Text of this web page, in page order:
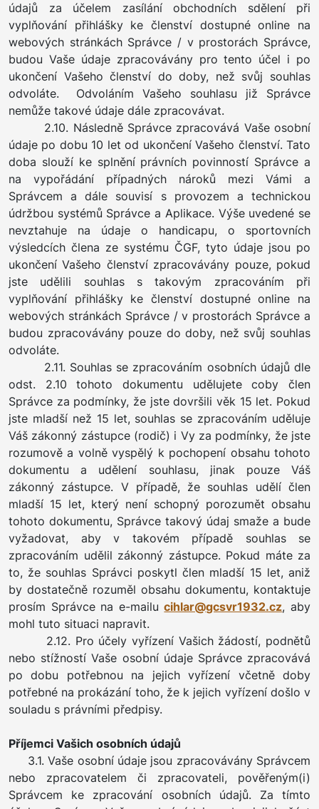
údajů za účelem zasílání obchodních sdělení při
vyplňování přihlášky ke členství dostupné online na
webových stránkách Správce / v prostorách Správce,
budou Vaše údaje zpracovávány pro tento účel i po
ukončení Vašeho členství do doby, než svůj souhlas
odvoláte. Odvoláním Vašeho souhlasu již Správce
nemůže takové údaje dále zpracovávat.
2.10. Následně Správce zpracovává Vaše osobní
údaje po dobu 10 let od ukončení Vašeho členství. Tato
doba slouží ke splnění právních povinností Správce a
na vypořádání případných nároků mezi Vámi a
Správcem a dále souvisí s provozem a technickou
údržbou systémů Správce a Aplikace. Výše uvedené se
nevztahuje na údaje o handicapu, o sportovních
výsledcích člena ze systému ČGF, tyto údaje jsou po
ukončení Vašeho členství zpracovávány pouze, pokud
jste udělili souhlas s takovým zpracováním při
vyplňování přihlášky ke členství dostupné online na
webových stránkách Správce / v prostorách Správce a
budou zpracovávány pouze do doby, než svůj souhlas
odvoláte.
2.11. Souhlas se zpracováním osobních údajů dle
odst. 2.10 tohoto dokumentu udělujete coby člen
Správce za podmínky, že jste dovršili věk 15 let. Pokud
jste mladší než 15 let, souhlas se zpracováním uděluje
Váš zákonný zástupce (rodič) i Vy za podmínky, že jste
rozumově a volně vyspělý k pochopení obsahu tohoto
dokumentu a udělení souhlasu, jinak pouze Váš
zákonný zástupce. V případě, že souhlas udělí člen
mladší 15 let, který není schopný porozumět obsahu
tohoto dokumentu, Správce takový údaj smaže a bude
vyžadovat, aby v takovém případě souhlas se
zpracováním udělil zákonný zástupce. Pokud máte za
to, že souhlas Správci poskytl člen mladší 15 let, aniž
by dostatečně rozuměl obsahu dokumentu, kontaktuje
prosím Správce na e-mailucihlar@gcsvr1932.cz, aby
mohl tuto situaci napravit.
2.12. Pro účely vyřízení Vašich žádostí, podnětů
nebo stížností Vaše osobní údaje Správce zpracovává
po dobu potřebnou na jejich vyřízení včetně doby
potřebné na prokázání toho, že k jejich vyřízení došlo v
souladu s právními předpisy.
Příjemci Vašich osobních údajů
3.1. Vaše osobní údaje jsou zpracovávány Správcem
nebo zpracovatelem či zpracovateli, pověřeným(i)
Správcem ke zpracování osobních údajů. Za tímto